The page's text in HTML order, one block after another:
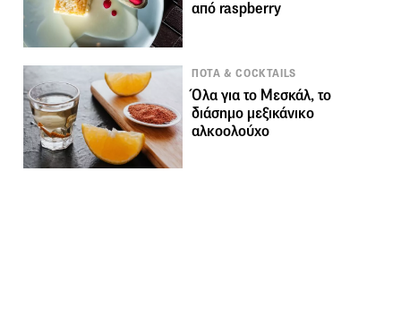
από raspberry
ΠΟΤΑ & COCKTAILS
Όλα για το Μεσκάλ, το
διάσημο μεξικάνικο
αλκοολούχο